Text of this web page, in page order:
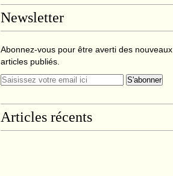
Newsletter
Abonnez-vous pour être averti des nouveaux
articles publiés.
Articles récents